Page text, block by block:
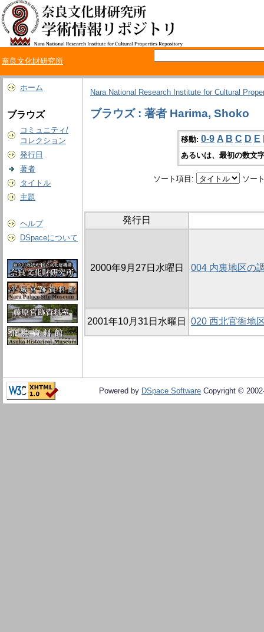
奈良文化財研究所
ホーム
ブラウズ
コミュニティ/
コレクション
発行日
著者
タイトル
主題
ヘルプ
DSpaceについて
Nara National Research Institute for Cultural
ブラウズ : 著者 Harima, Shoko
移動: 0-9 A B C D E
あるいは、最初の数文
ソート項目: ソー
発行日
2000年9月27日水曜日 004 内裏地区の
2001年10月31日水曜日 020 西北官衙地
Powered by DSpace Software Copyright ©